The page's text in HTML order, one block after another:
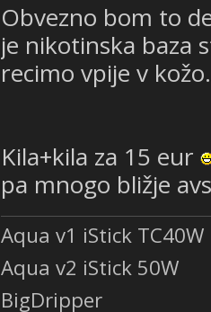
Obvezno bom to
je nikotinska baza
recimo vpije v kožo.
Kila+kila za 15 eur
pa mnogo bližje
Aqua v1 iStick TC40W
Aqua v2 iStick 50W
BigDripper